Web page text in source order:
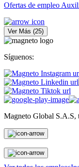
Ofertas de empleo
Ver Más (25)
Síguenos:
Magneto Global S.A.S,
Personas